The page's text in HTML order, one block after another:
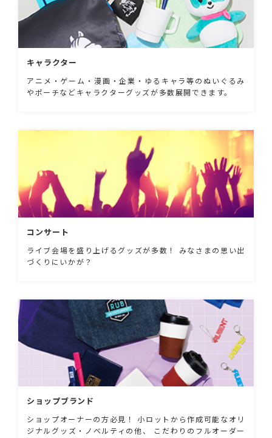
キャラクター
アニメ・ゲーム・漫画・企業・ゆるキャラ等のぬいぐるみ
やポーチなどキャラクターグッズが多数展開できます。
コンサート
ライブ会場を盛り上げるグッズが多数！ みなさまの思い出
づくりにいかが？
ショップブランド
ショップオーナーの方必見！ 小ロットから作成可能なオリ
ジナルグッズ・ノベルティの他、 こだわりのフルオーダー